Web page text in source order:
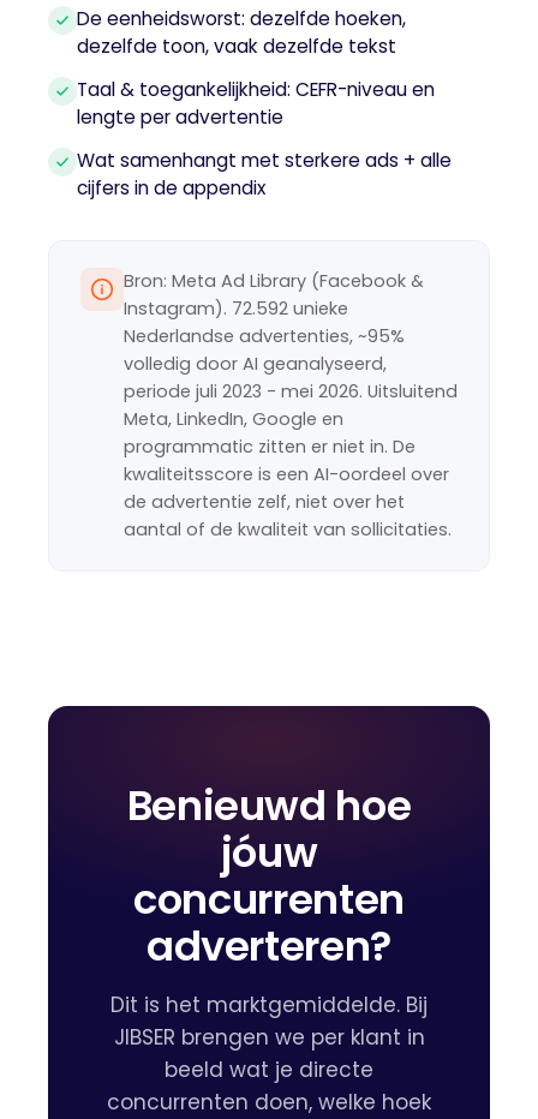
De eenheidsworst: dezelfde hoeken,
dezelfde toon, vaak dezelfde tekst
Taal & toegankelijkheid: CEFR-niveau en
lengte per advertentie
Wat samenhangt met sterkere ads + alle
cijfers in de appendix
Bron: Meta Ad Library (Facebook &
Instagram). 72.592 unieke
Nederlandse advertenties, ~95%
volledig door AI geanalyseerd,
periode juli 2023 - mei 2026. Uitsluitend
Meta, LinkedIn, Google en
programmatic zitten er niet in. De
kwaliteitsscore is een AI-oordeel over
de advertentie zelf, niet over het
aantal of de kwaliteit van sollicitaties.
Benieuwd hoe
jóuw
concurrenten
adverteren?
Dit is het marktgemiddelde. Bij
JIBSER brengen we per klant in
beeld wat je directe
concurrenten doen, welke hoek